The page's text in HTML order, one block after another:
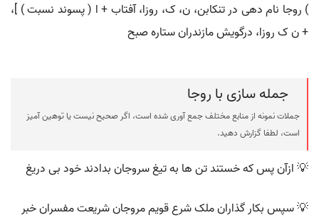
) روجا نام دهی در تنکابن، ن، ک، روزا، آفتاب + ا ( پسوند نسبت ) ]،
+ ن ک روزا، درگویش مازندران ستاره صبح
جمله سازی با روجا
جملات نمونه از منابع مختلف جمع آوری شده است، اگر صحیح نیست یا توهین آمیز
است، لطفا گزارش دهید.
💡 ازآن پس که خستند تن ها به تیغ سروجان بدادند خود بی دریغ
💡 سپس بکار گذاران ملک شرع قویم مروجان شریعت مفسران خبر